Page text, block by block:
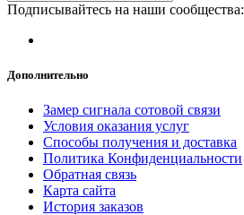
Подписывайтесь на наши сообщества:
Дополнительно
Замер сигнала сотовой связи
Условия оказания услуг
Способы получения и доставка
Политика Конфиденциальности
Обратная связь
Карта сайта
История заказов